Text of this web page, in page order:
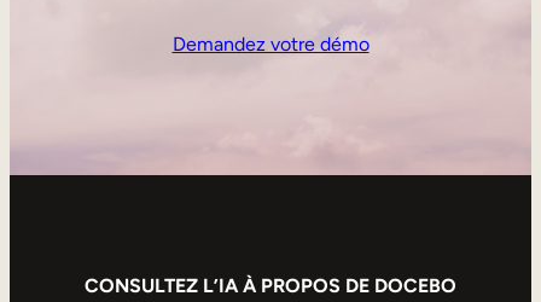
Demandez votre démo
CONSULTEZ L’IA À PROPOS DE DOCEBO